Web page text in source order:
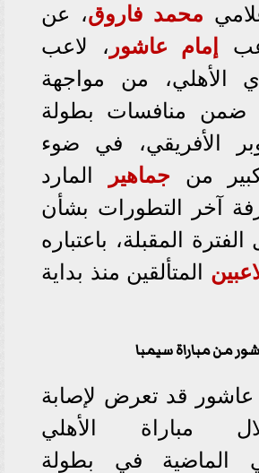
محمد فاروق، عن
إمام عاشور ، لاعب
الأهلي، من مواجهة
ضمن منافسات بطولة
الأفريقي، في ضوء
من جماهير
المارد
آخر التطورات بشأن
الفترة المقبلة، باعتباره
المتألقين منذ بداية
من مباراة سيمبا
عاشور قد تعرض لإصابة
مباراة الأهلي
الماضية في بطولة